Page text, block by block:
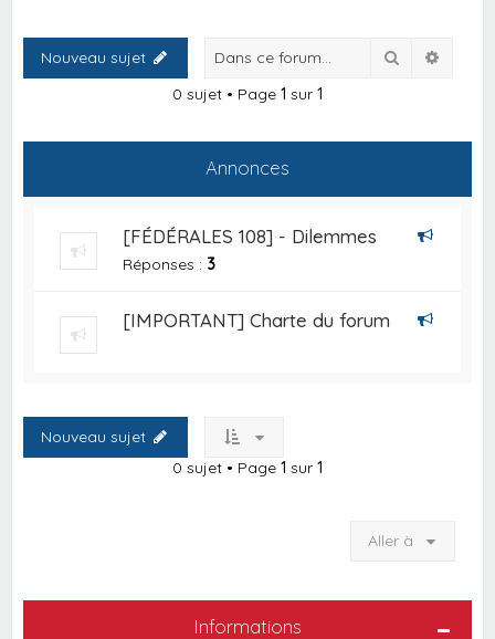
Nouveau sujet Rechercher
0 sujet • Page 1 sur 1
Annonces
[FÉDÉRALES 108] - Dilemmes
Réponses : 3
[IMPORTANT] Charte du forum
Nouveau sujet
0 sujet • Page 1 sur 1
Aller à
Informations